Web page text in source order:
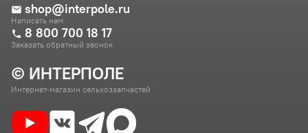
© ИНТЕРПОЛЕ
Интернет-магазин сельхоззапчастей
shop@interpole.ru
Написать нам
8 800 700 18 17
Заказать обратный звонок